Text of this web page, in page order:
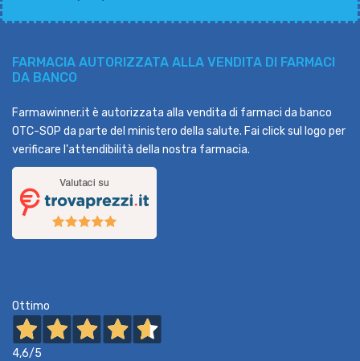
FARMACIA AUTORIZZATA ALLA VENDITA DI FARMACI
DA BANCO
Farmawinner.it è autorizzata alla vendita di farmaci da banco
OTC-SOP da parte del ministero della salute. Fai click sul logo per
verificare l'attendibilità della nostra farmacia.
Ottimo
4,6/5